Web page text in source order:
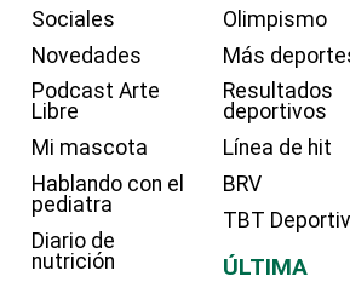
Sociales
Novedades
Podcast Arte
Libre
Mi mascota
Hablando con el
pediatra
Diario de
nutrición
Olimpismo
Más
Resultados
deportivos
Línea de hit
BRV
TBT
ÚLTIMA